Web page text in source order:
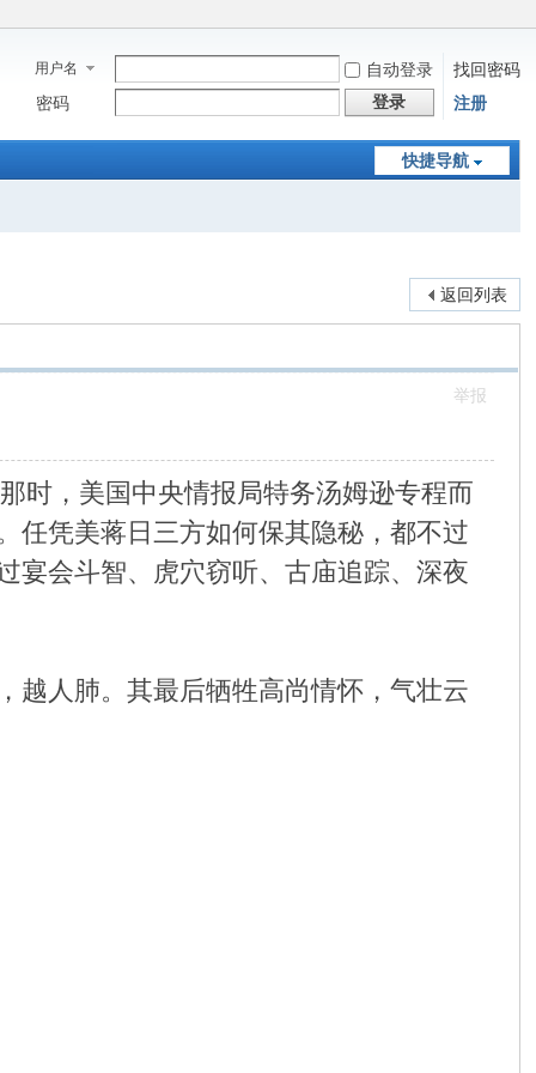
用户名 自动登录
找回密码
密码
登录 注册
快捷导航
返回列表
举报
时，美国中央情报局特务汤姆逊专程而
任凭美蒋日三方如何保其隐秘，都不过
宴会斗智、虎穴窃听、古庙追踪、深夜
越人肺。其最后牺牲高尚情怀，气壮云